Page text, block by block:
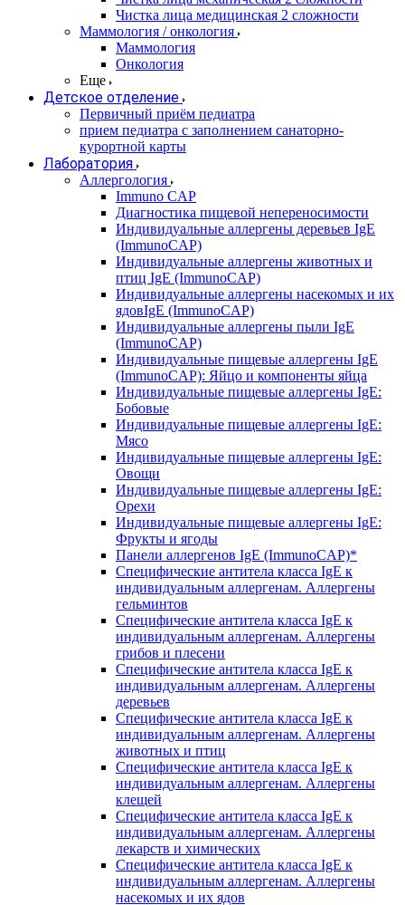
Чистка лица медицинская 2 сложности
Маммология / онкология
Маммология
Онкология
Еще
Детское отделение
Первичный приём педиатра
прием педиатра с заполнением санаторно-
курортной карты
Лаборатория
Аллергология
Immuno CAP
Диагностика пищевой непереносимости
Индивидуальные аллергены деревьев IgE
(ImmunoCAP)
Индивидуальные аллергены животных и
птиц IgE (ImmunoCAP)
Индивидуальные аллергены насекомых и их
ядовIgE (ImmunoCAP)
Индивидуальные аллергены пыли IgE
(ImmunoCAP)
Индивидуальные пищевые аллергены IgE
(ImmunoCAP): Яйцо и компоненты яйца
Индивидуальные пищевые аллергены IgE:
Бобовые
Индивидуальные пищевые аллергены IgE:
Мясо
Индивидуальные пищевые аллергены IgE:
Овощи
Индивидуальные пищевые аллергены IgE:
Орехи
Индивидуальные пищевые аллергены IgE:
Фрукты и ягоды
Панели аллергенов IgE (ImmunoCAP)*
Специфические антитела класса IgE к
индивидуальным аллергенам. Аллергены
гельминтов
Специфические антитела класса IgE к
индивидуальным аллергенам. Аллергены
грибов и плесени
Специфические антитела класса IgE к
индивидуальным аллергенам. Аллергены
деревьев
Специфические антитела класса IgE к
индивидуальным аллергенам. Аллергены
животных и птиц
Специфические антитела класса IgE к
индивидуальным аллергенам. Аллергены
клещей
Специфические антитела класса IgE к
индивидуальным аллергенам. Аллергены
лекарств и химических
Специфические антитела класса IgE к
индивидуальным аллергенам. Аллергены
насекомых и их ядов